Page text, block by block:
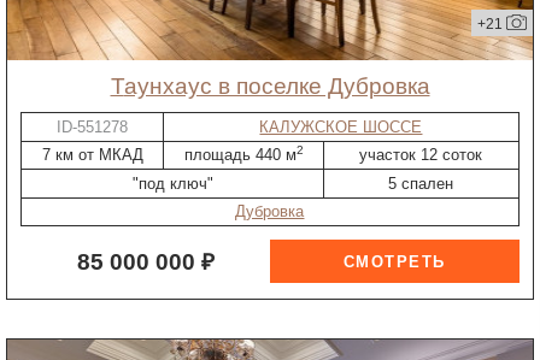
+21
таунхаус в поселке Дубровка
ID-551278
КАЛУЖСКОЕ ШОССЕ
7 км от МКАД
площадь 440 м2
участок 12 соток
"под ключ"
5 спален
Дубровка
85 000 000 ₽